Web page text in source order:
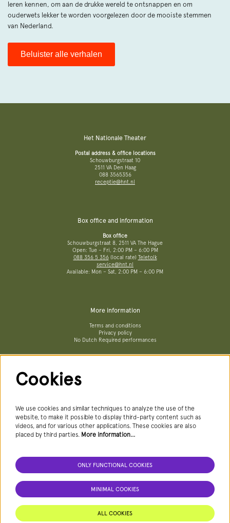
leren kennen, om aan de drukke wereld te ontsnappen en om
ouderwets lekker te worden voorgelezen door de mooiste stemmen
van Nederland.
Beluister alle verhalen
Het Nationale Theater
Postal address & office locations
Schouwburgstraat 10
2511 VA Den Haag
088 3565356
receptie@hnt.nl
Box office and information
Box office
Schouwburgstraat 8, 2511 VA The Hague
Open: Tue – Fri, 2:00 PM – 6:00 PM
088 356 5 356(local rate) Teletolk
service@hnt.nl
Available: Mon – Sat, 2:00 PM – 6:00 PM
More information
Terms and conditions
Privacy policy
No Dutch Required performances
Newsletter
SIGN UP NEWSLETTER
Cookies
We use cookies and similar techniques to analyze the use of the
website, to make it possible to display third-party content such as
videos, and for various other applications. These cookies are also
placed by third parties. More information…
ONLY FUNCTIONAL COOKIES
MINIMAL COOKIES
ALL COOKIES